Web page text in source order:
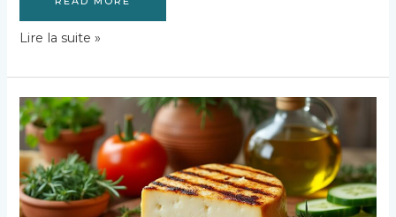
Comment
les
rapidement
à
la
cocotte
minute
?
Lire la suite »